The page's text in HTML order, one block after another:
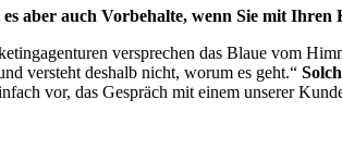
aber auch Vorbehalte, wenn Sie mit
versprechen das Blaue vom
versteht deshalb nicht, worum es geht.“
vor, das Gespräch mit einem unserer